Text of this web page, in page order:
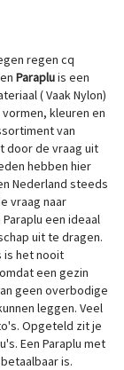
regen cq
Parapluis een
( Vaak Nylon)
kleuren en
van
door de vraag uit
hebben hier
Nederland steeds
vraag naar
een ideaal
uit te dragen.
is het nooit
een gezin
geen overbodige
leggen. Veel
Opgeteld zit je
Een Paraplu met
is.